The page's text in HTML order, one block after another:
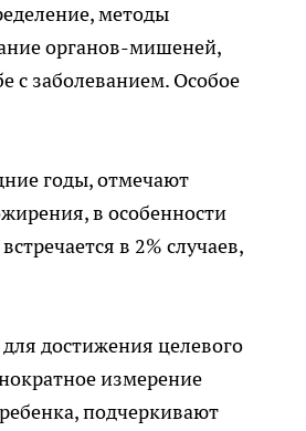
методы
органов-мишеней,
с заболеванием. Особое
годы, отмечают
в особенности
в 2% случаев,
достижения целевого
измерение
подчеркивают